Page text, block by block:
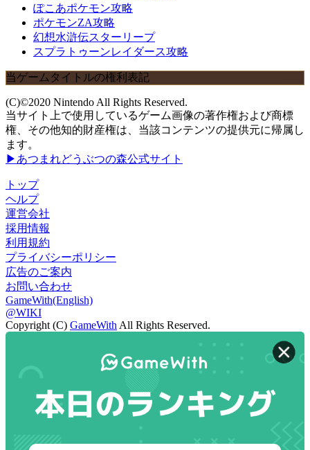
ぽこあポケモン攻略
ポケモンZA攻略
幻想水滸伝スターリープ
スプラトゥーンレイダース攻略
当ゲームタイトルの権利表記
(C)©2020 Nintendo All Rights Reserved.
当サイト上で使用しているゲーム画像の著作権および商標
権、その他知的財産権は、当該コンテンツの提供元に帰属し
ます。
▶あつまれどうぶつの森公式サイト
トップ
ヘルプ
運営会社
採用情報
利用規約
プライバシーポリシー
広告のご案内
お問い合わせ
GameWith(English)
@WIKI
Copyright (C) GameWith All Rights Reserved.